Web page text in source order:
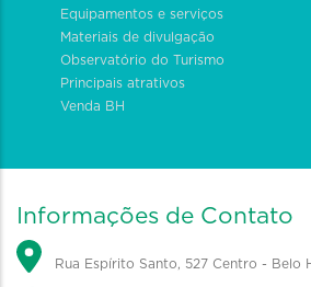
Equipamentos e serviços
Materiais de divulgação
Observatório do Turismo
Principais atrativos
Venda BH
Informações de Contato
Rua Espírito Santo, 527 Centro - Belo